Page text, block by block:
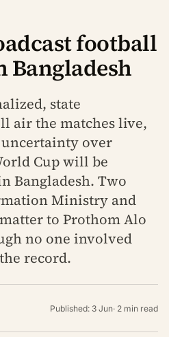
football
Bangladesh
state
air the matches live,
over
Cup will be
Bangladesh. Two
Ministry and
to Prothom Alo
no one involved
record.
Published: 3 Jun· 2 min read